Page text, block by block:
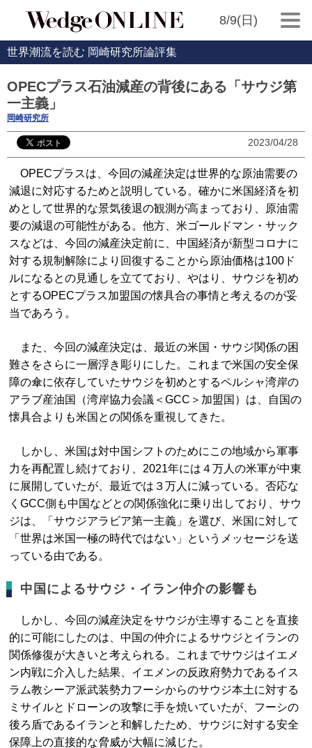
8/9(日)
世界潮流を読む 岡崎研究所論評集
OPECプラス石油減産の背後にある「サウジ第
一主義」
岡崎研究所
2023/04/28
OPECプラスは、今回の減産決定は世界的な原油需要の
減退に対応するためと説明している。確かに米国経済を初
めとして世界的な景気後退の観測が高まっており、原油需
要の減退の可能性がある。他方、米ゴールドマン・サック
スなどは、今回の減産決定前に、中国経済が新型コロナに
対する規制解除により回復することから原油価格は100ド
ルになるとの見通しを立てており、やはり、サウジを初め
とするOPECプラス加盟国の懐具合の事情と考えるのが妥
当であろう。
また、今回の減産決定は、最近の米国・サウジ関係の困
難さをさらに一層浮き彫りにした。これまで米国の安全保
障の傘に依存していたサウジを初めとするペルシャ湾岸の
アラブ産油国（湾岸協力会議＜GCC＞加盟国）は、自国の
懐具合よりも米国との関係を重視してきた。
しかし、米国は対中国シフトのためにこの地域から軍事
力を再配置し続けており、2021年には４万人の米軍が中東
に展開していたが、最近では３万人に減っている。否応な
くGCC側も中国などとの関係強化に乗り出しており、サウ
ジは、「サウジアラビア第一主義」を選び、米国に対して
「世界は米国一極の時代ではない」というメッセージを送
っている由である。
中国によるサウジ・イラン仲介の影響も
しかし、今回の減産決定をサウジが主導することを直接
的に可能にしたのは、中国の仲介によるサウジとイランの
関係修復が大きいと考えられる。これまでサウジはイエメ
ン内戦に介入した結果、イエメンの反政府勢力であるイス
ラム教シーア派武装勢力フーシからのサウジ本土に対する
ミサイルとドローンの攻撃に手を焼いていたが、フーシの
後ろ盾であるイランと和解したため、サウジに対する安全
保障上の直接的な脅威が大幅に減じた。